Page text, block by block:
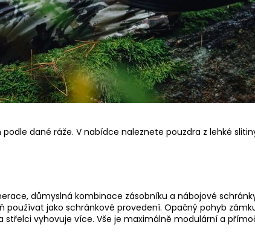
dané ráže. V nabídce naleznete pouzdra z lehké
důmyslná kombinace zásobníku a nábojové
používat jako schránkové provedení. Opačný pohyb
vyhovuje více. Vše je maximálně modulární a